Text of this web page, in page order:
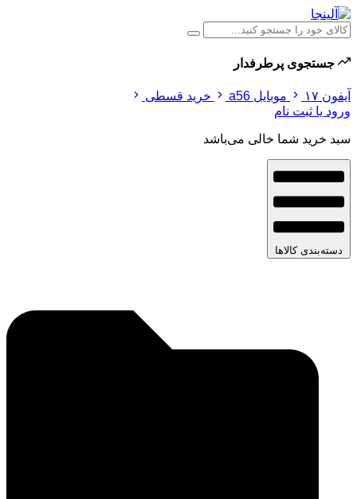
جستجوی پرطرفدار
آیفون ۱۷ موبایل a56
خرید قسطی
ورود یا ثبت نام
سبد خرید شما خالی می‌باشد
دسته‌بندی کالاها